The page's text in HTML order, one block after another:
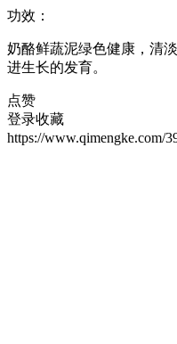
功效：
奶酪鲜蔬泥绿色健康，清
进生长的发育。
点赞
登录收藏
https://www.qimengke.com/